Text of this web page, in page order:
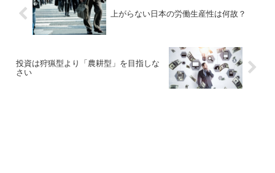
上がらない日本の労働生産性は何故？
投資は狩猟型より「農耕型」を目指しな
さい